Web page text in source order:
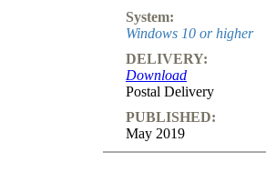
System:
Windows 10 or higher
DELIVERY:
Download
Postal Delivery
PUBLISHED:
May 2019